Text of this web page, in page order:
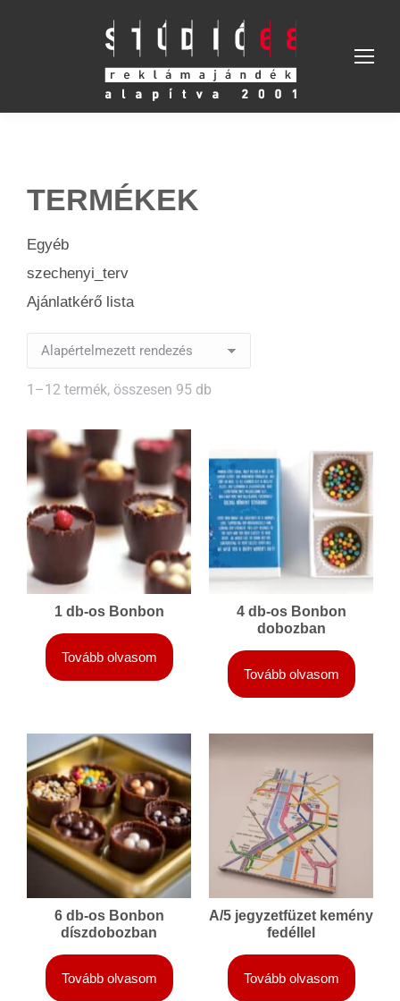
TERMÉKEK
Egyéb
szechenyi_terv
Ajánlatkérő lista
1–12 termék, összesen 95 db
1 db-os Bonbon
Tovább olvasom
4 db-os Bonbon
dobozban
Tovább olvasom
6 db-os Bonbon
díszdobozban
Tovább olvasom
A/5 jegyzetfüzet kemény
fedéllel
Tovább olvasom